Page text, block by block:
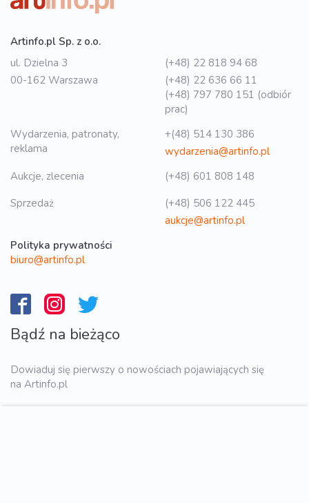
Artinfo.pl Sp. z o.o.
ul. Dzielna 3
00-162 Warszawa
(+48) 22 818 94 68
(+48) 22 636 66 11
(+48) 797 780 151 (odbiór
prac)
Wydarzenia, patronaty,
reklama
+(48) 514 130 386
wydarzenia@artinfo.pl
Aukcje, zlecenia
(+48) 601 808 148
Sprzedaż
(+48) 506 122 445
aukcje@artinfo.pl
Polityka prywatności
biuro@artinfo.pl
Bądź na bieżąco
Dowiaduj się pierwszy o nowościach pojawiających się
na Artinfo.pl